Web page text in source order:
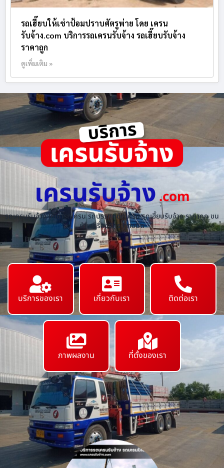
รถเฮี๊ยบให้เช่าป้อมปราบศัตรูพ่าย โดย เครน
รับจ้าง.com บริการรถเครนรับจ้าง รถเฮี๊ยบรับจ้าง
ราคาถูก
ดูเพิ่มเติม »
เครนรับจ้าง.com
รถเครนรับจ้าง ให้เช่ารถเครน รถบรรทุกติดเครน รถเฮี๊ยบรับจ้าง ราคาถูก ขน
ย้ายเครื่องจักร ทุกชนิด
บริการของเรา เกี่ยวกับเรา ติดต่อเรา
ภาพผลงาน ที่ตั้งของเรา